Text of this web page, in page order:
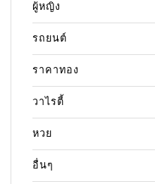
ผู้หญิง
รถยนต์
ราคาทอง
วาไรตี้
หวย
อื่นๆ